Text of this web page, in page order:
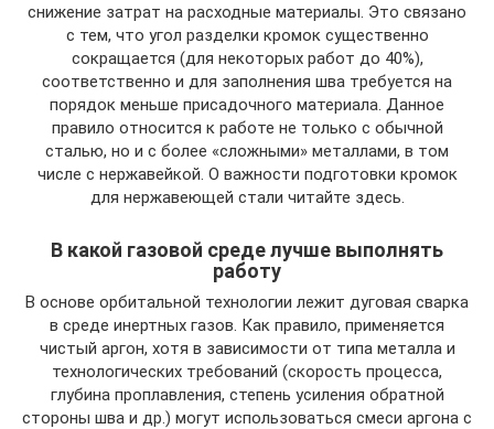
снижение затрат на расходные материалы. Это связано
с тем, что угол разделки кромок существенно
сокращается (для некоторых работ до 40%),
соответственно и для заполнения шва требуется на
порядок меньше присадочного материала. Данное
правило относится к работе не только с обычной
сталью, но и с более «сложными» металлами, в том
числе с нержавейкой. О важности подготовки кромок
для нержавеющей стали читайте здесь.
В какой газовой среде лучше выполнять
работу
В основе орбитальной технологии лежит дуговая сварка
в среде инертных газов. Как правило, применяется
чистый аргон, хотя в зависимости от типа металла и
технологических требований (скорость процесса,
глубина проплавления, степень усиления обратной
стороны шва и др.) могут использоваться смеси аргона с